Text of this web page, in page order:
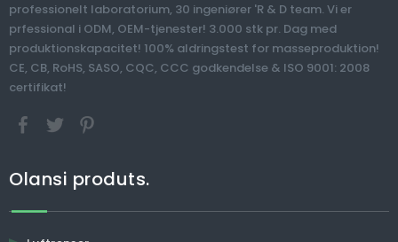
professionelt laboratorium, 30 ingeniører 'R & D team. Vi er
prfessional i ODM, OEM-tjenester! 3.000 stk pr. Dag med
produktionskapacitet! 100% aldringstest for masseproduktion!
CE, CB, RoHS, SASO, CQC, CCC godkendelse & ISO 9001: 2008
certifikat!
Olansi produts.